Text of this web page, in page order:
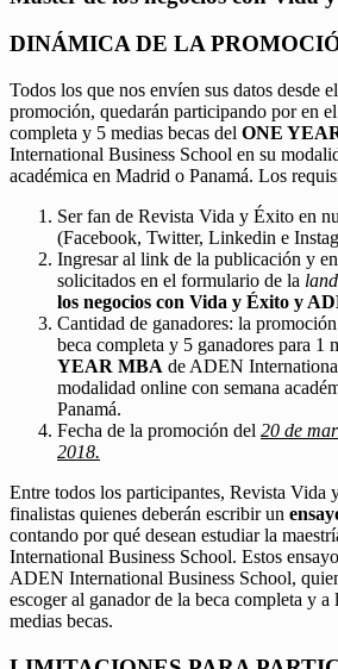
DINÁMICA DE LA
Todos los que nos envíen sus datos desde
promoción, quedarán participando por en
completa y 5 medias becas del ONE
International Business School en su
académica en Madrid o Panamá. Los
Ser fan de Revista Vida y Éxito en
(Facebook, Twitter, Linkedin e
Ingresar al link de la publicación y
solicitados en el formulario de la
los negocios con Vida y Éxito y
Cantidad de ganadores: la
beca completa y 5 ganadores para 1
YEAR MBA de ADEN
modalidad online con semana
Panamá.
Fecha de la promoción del 20 de
2018.
Entre todos los participantes, Revista Vida
finalistas quienes deberán escribir un
contando por qué desean estudiar la
International Business School. Estos
ADEN International Business School,
escoger al ganador de la beca completa y a
medias becas.